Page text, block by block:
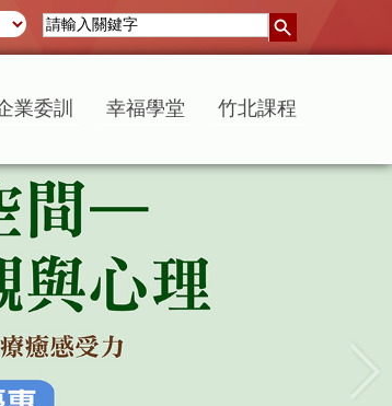
業委訓 幸福學堂 竹北課程